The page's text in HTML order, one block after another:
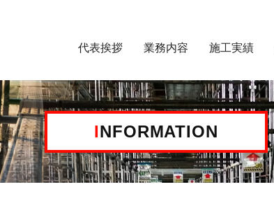
代表挨拶 業務内容 施工実績
INFORMATION